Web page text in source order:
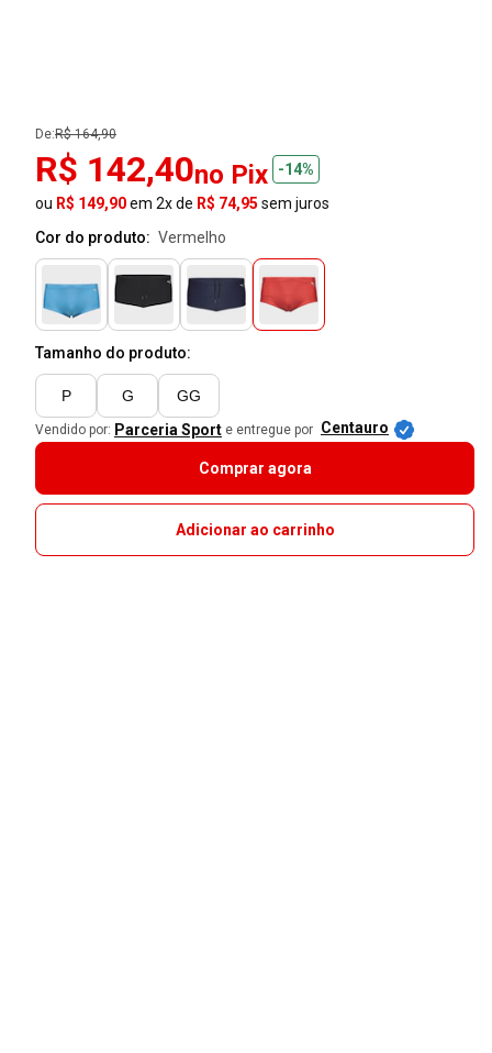
De:R$ 164,90
R$ 142,40no Pix
-14%
ou R$ 149,90em 2x de R$ 74,95 sem juros
Cor do produto:
vermelho
Tamanho do produto:
P G GG
Vendido por: Parceria Sport e entregue por Centauro
Comprar agora
Adicionar ao carrinho